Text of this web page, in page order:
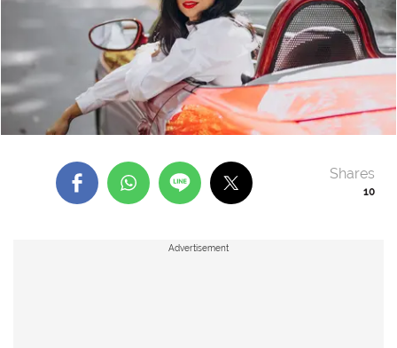
10
Shares
Advertisement